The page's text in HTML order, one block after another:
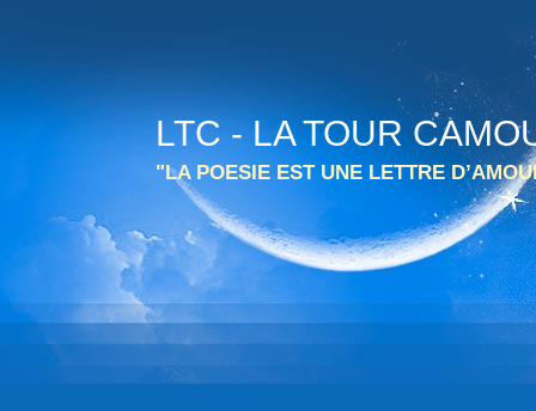
LTC - LA TOUR
"LA POESIE EST UNE LETTRE